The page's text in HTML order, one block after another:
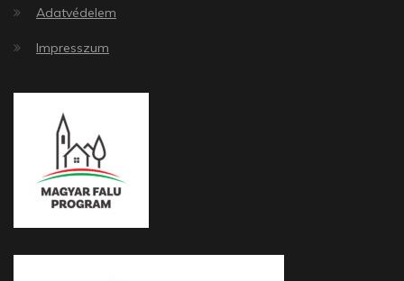
Adatvédelem
Impresszum